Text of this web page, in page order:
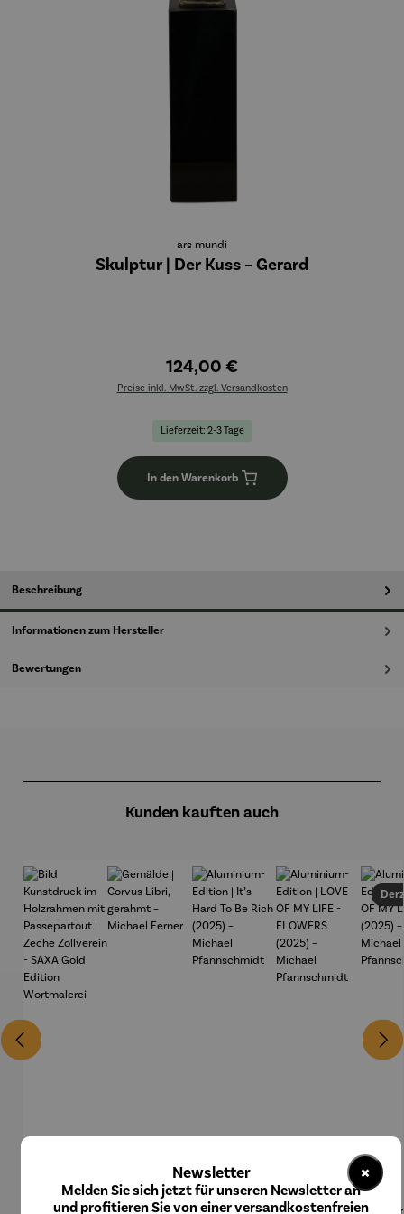
ars mundi
Skulptur | Der Kuss – Gerard
124,00 €
Preise inkl. MwSt. zzgl. Versandkosten
Lieferzeit: 2-3 Tage
In den Warenkorb
Beschreibung
Informationen zum Hersteller
Bewertungen
Kunden kauften auch
×
Newsletter
Melden Sie sich jetzt für unseren Newsletter an
und profitieren Sie von einer versandkostenfreien